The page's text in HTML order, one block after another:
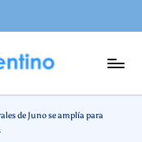
de Juno se amplía para